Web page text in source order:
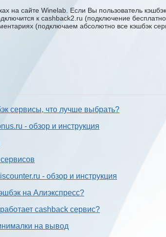
на сайте Winelab. Если Вы пользователь
к cashback2.ru (подключение
(подключаем абсолютно все кэшбэк
сервисы, что лучше выбрать?
- обзор и инструкция
- обзор и инструкция
на Алиэкспресс?
cashback сервис?
на вывод